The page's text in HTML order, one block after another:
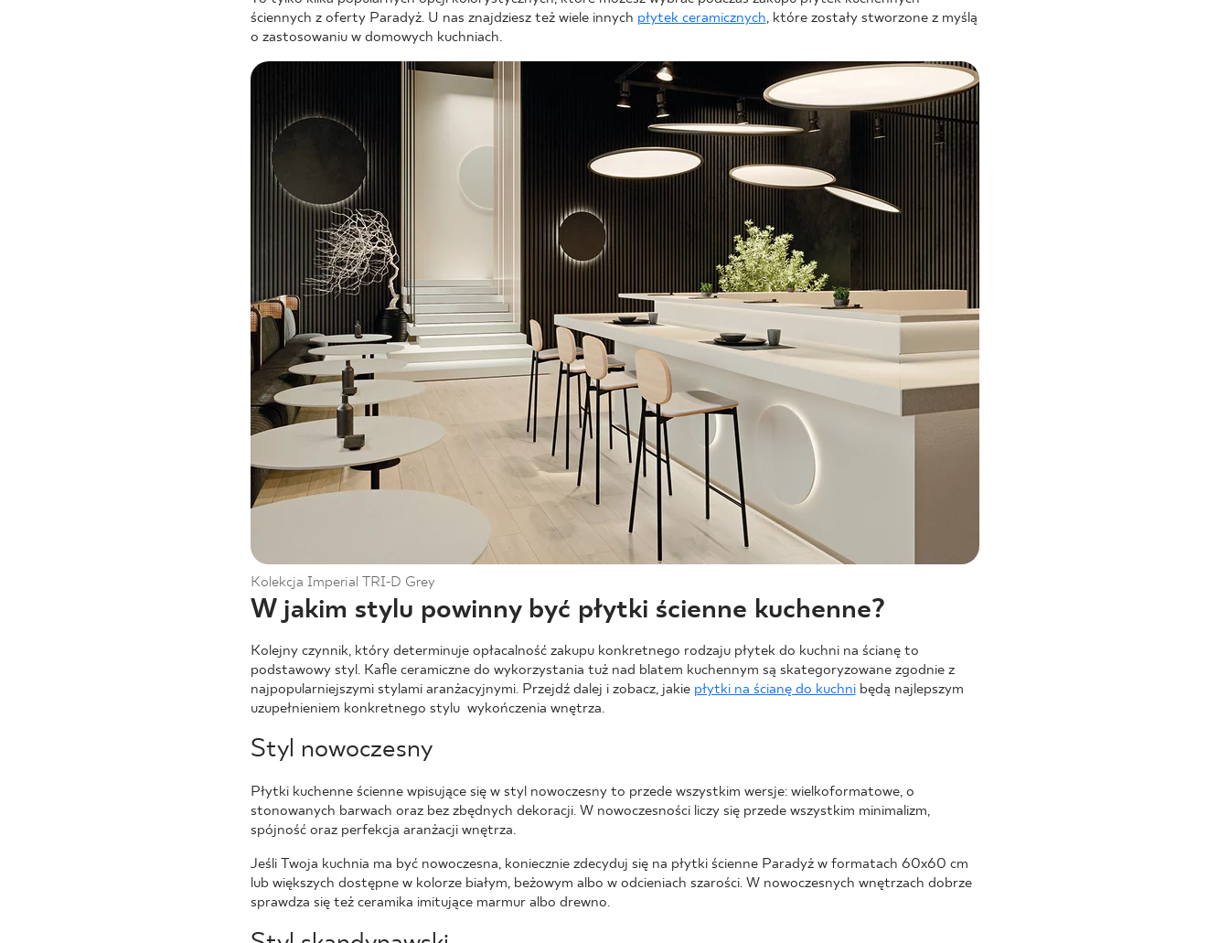
ściennych z oferty Paradyż. U nas znajdziesz też wiele innych płytek ceramicznych, które zostały stworzone z myślą
o zastosowaniu w domowych kuchniach.
Kolekcja Imperial TRI-D Grey
W jakim stylu powinny być płytki ścienne kuchenne?
Kolejny czynnik, który determinuje opłacalność zakupu konkretnego rodzaju płytek do kuchni na ścianę to
podstawowy styl. Kafle ceramiczne do wykorzystania tuż nad blatem kuchennym są skategoryzowane zgodnie z
najpopularniejszymi stylami aranżacyjnymi. Przejdź dalej i zobacz, jakie płytki na ścianę do kuchnibędą najlepszym
uzupełnieniem konkretnego stylu wykończenia wnętrza.
Styl nowoczesny
Płytki kuchenne ścienne wpisujące się w styl nowoczesny to przede wszystkim wersje: wielkoformatowe, o
stonowanych barwach oraz bez zbędnych dekoracji. W nowoczesności liczy się przede wszystkim minimalizm,
spójność oraz perfekcja aranżacji wnętrza.
Jeśli Twoja kuchnia ma być nowoczesna, koniecznie zdecyduj się na płytki ścienne Paradyż w formatach 60x60 cm
lub większych dostępne w kolorze białym, beżowym albo w odcieniach szarości. W nowoczesnych wnętrzach dobrze
sprawdza się też ceramika imitujące marmur albo drewno.